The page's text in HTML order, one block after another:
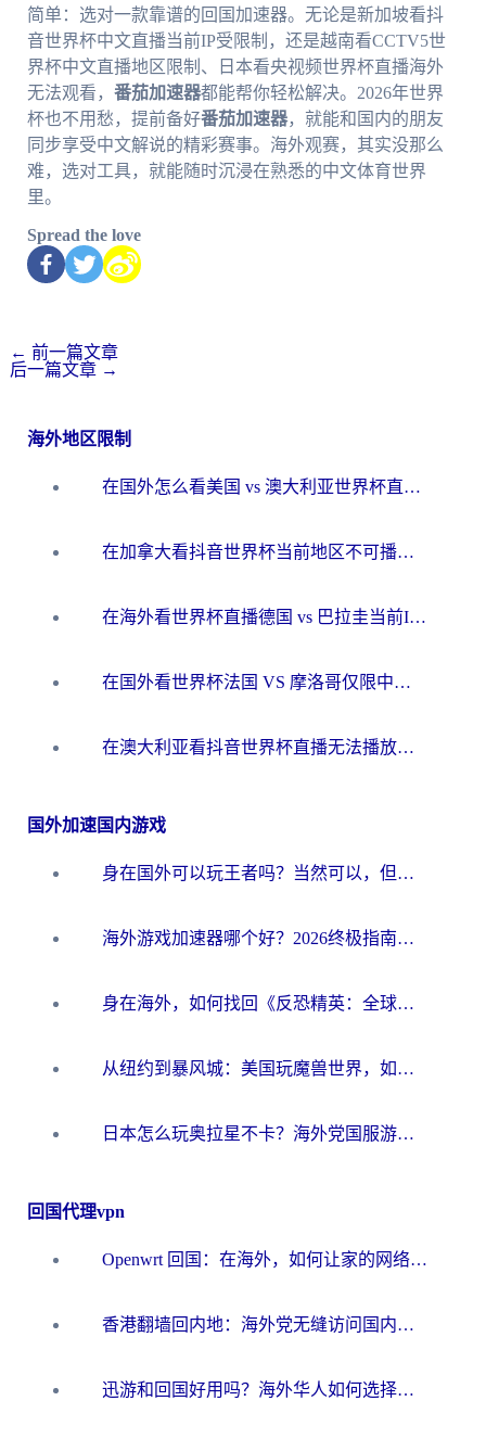
简单：选对一款靠谱的回国加速器。无论是新加坡看抖
音世界杯中文直播当前IP受限制，还是越南看CCTV5世
界杯中文直播地区限制、日本看央视频世界杯直播海外
无法观看， 番茄加速器都能帮你轻松解决。2026年世界
杯也不用愁，提前备好番茄加速器，就能和国内的朋友
同步享受中文解说的精彩赛事。海外观赛，其实没那么
难，选对工具，就能随时沉浸在熟悉的中文体育世界
里。
Spread the love
← 前一篇文章
后一篇文章 →
海外地区限制
在国外怎么看美国 vs 澳大利亚世界杯直播？海外党必藏的中文解说观赛指南
在加拿大看抖音世界杯当前地区不可播放？海外党体育观赛终极指南
在海外看世界杯直播德国 vs 巴拉圭当前IP受限制？这篇指南帮你轻松解决地区限制
在国外看世界杯法国 VS 摩洛哥仅限中国大陆？别让地域限制拦下你的欢呼
在澳大利亚看抖音世界杯直播无法播放？海外党体育观赛终极指南来了！
国外加速国内游戏
身在国外可以玩王者吗？当然可以，但你需要这份“加速”指南
海外游戏加速器哪个好？2026终极指南帮你畅玩国服+解决卡顿难题
身在海外，如何找回《反恐精英：全球攻势》国服的丝滑手感？一份给你的终极指南
从纽约到暴风城：美国玩魔兽世界，如何找到你的最佳网络航线
日本怎么玩奥拉星不卡？海外党国服游戏加速器选择全攻略
回国代理vpn
Openwrt 回国：在海外，如何让家的网络触手可及
香港翻墙回内地：海外党无缝访问国内资源的加速器选择全攻略
迅游和回国好用吗？海外华人如何选择靠谱的回国加速器